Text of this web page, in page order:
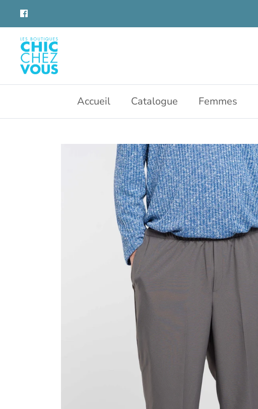
Aller
contenu
Accueil Catalogue Femmes